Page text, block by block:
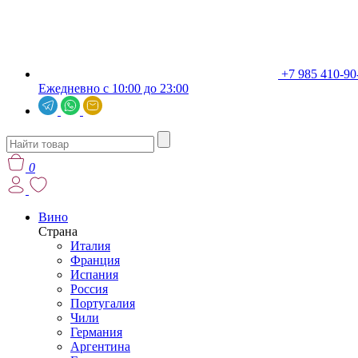
+7 985 410-
Ежедневно с 10:00 до 23:00
0
Вино
Страна
Италия
Франция
Испания
Россия
Португалия
Чили
Германия
Аргентина